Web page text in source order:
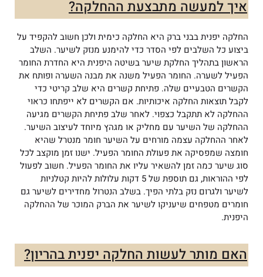
איך למעשה מתבצעת ההחלקה?
החלקה יפנית בבני ברק היא החלקה כימית ולכן חשוב להקפיד על
ביצוע כל השלבים לפי הסדר כדי להימנע מנזק לשיער. השלב
הראשון בתהליך החלקת שיער בשיטה היפנית היא החדרת החומר
הפעיל לשערה. החומר הפעיל משנה את מבנה השערה ופותח את
הקשרים הטבעיים שלה. פתיחת קשרים היא שלב קריטי כדי
לקבל תוצאות החלקה איכותיות. אם הקשרים לא ייפתחו כראוי
ההחלקה לא תתקבל כצפוי. לאחר שלב פתיחת הקשרים מגיעה
ההחלקה של השיער עם מחליק או מגהץ מיוחד לעיצוב השיער.
לאחר ההחלקה עצמה מורחים על השיער חומר מנטרל שהיא
חומצה שמפסיקה את פעולת החומר הפעיל. ישנו זמן מוקצב לכל
סוג שיער כמה זמן להשאיר עליו את החומר הפעיל. חשוב לפעול
לפי ההוראות, גם תוספת של 5 דקות עלולות להיות קטלניות
לשיער ולגרום נזק בלתי הפיך. בשלב הנטרול מחדירים לשיער גם
חומרים מטפחים שיעניקו לשיער את הברק המוכר של ההחלקה
היפנית.
האם מותר לעשות החלקה יפנית בהריון?